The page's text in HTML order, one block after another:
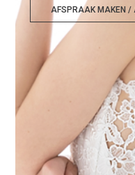
AFSPRAAK MAKEN /
Bruidsmodezaken